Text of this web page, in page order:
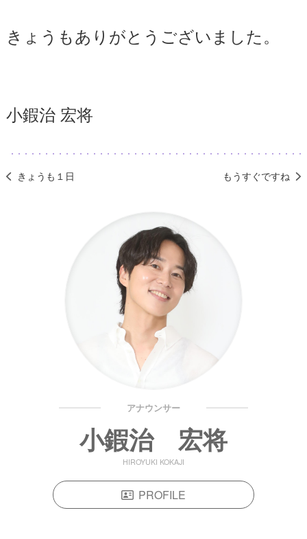
きょうもありがとうございました。
小鍜治 宏将
きょうも１日 もうすぐですね
アナウンサー
小鍜治 宏将
HIROYUKI KOKAJI
PROFILE